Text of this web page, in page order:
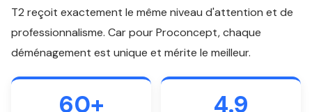
T2 reçoit exactement le même niveau d'attention et de
professionnalisme. Car pour Proconcept, chaque
déménagement est unique et mérite le meilleur.
60+ 4.9